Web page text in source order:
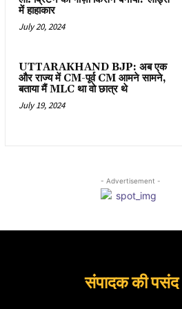
में हाहाकार
July 20, 2024
UTTARAKHAND BJP: अब एक
और राज्य में CM-पूर्व CM आमने सामने,
बताया मैं MLC था वो छात्र थे
July 19, 2024
- Advertisement -
संपादक की पसंद